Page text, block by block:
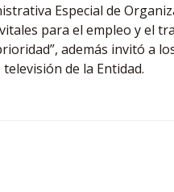
Especial de
para el empleo y el
además invitó a
de la Entidad.